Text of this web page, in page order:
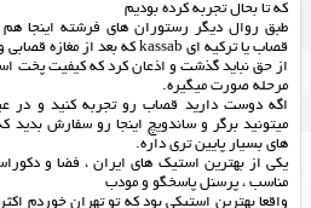
که تا بحال تجربه کرده بودیم
طبق روال دیگر رستوران های فرشته اینجا هم
قصاب یا ترکیه ای kassab که بعد از مغازه قصابی و در کنار اون تاسیس شد
از حق نباید گذشت و اذعان کرد که کیفیت پخت
مرحله صورت میگیره.
اگه دوست دارید قصاب رو تجربه کنید و در
میتونید برگر و ساندویچ اینجا رو سفارش
های بسیار پایین تری داره.
یکی از بهترین استیک های ایران ، فضا و
مناسب ، پرسنل پاسخگو و مودب
واقعا بهترین استیکی بود که تو تهران خوردم